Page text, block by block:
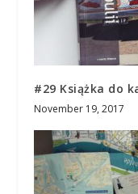
#29 Książka do
November 19, 2017